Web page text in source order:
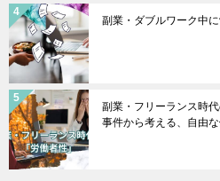
副業・ダブルワーク中
副業・フリーランス時
事件から考える、自由